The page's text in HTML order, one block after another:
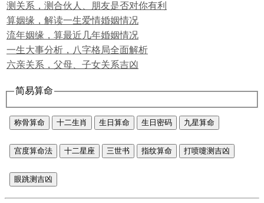
测关系，测合伙人、朋友是否对你有利
算姻缘，解读一生爱情婚姻情况
流年姻缘，算最近几年婚姻情况
一生大事分析，八字格局全面解析
六亲关系，父母、子女关系吉凶
简易算命
称骨算命 十二生肖 生日算命 生日密码 九星算命
宫度算命法 十二星座 三世书 指纹算命 打喷嚏测吉凶
眼跳测吉凶